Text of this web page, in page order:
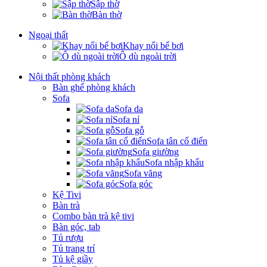
Sập thờ
Bàn thờ
Ngoại thất
Khay nổi bể bơi
Ô dù ngoài trời
Nội thất phòng khách
Bàn ghế phòng khách
Sofa
Sofa da
Sofa nỉ
Sofa gỗ
Sofa tân cổ điển
Sofa giường
Sofa nhập khẩu
Sofa văng
Sofa góc
Kệ Tivi
Bàn trà
Combo bàn trà kệ tivi
Bàn góc, tab
Tủ rượu
Tủ trang trí
Tủ kệ giầy